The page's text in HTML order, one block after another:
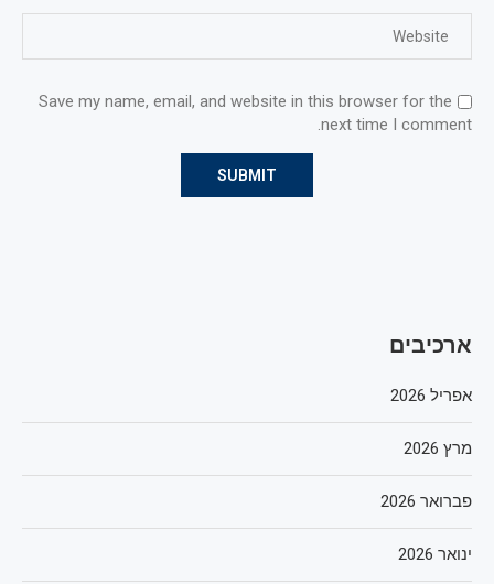
Save my name, email, and website in this browser for the
next time I comment.
ארכיבים
אפריל 2026
מרץ 2026
פברואר 2026
ינואר 2026